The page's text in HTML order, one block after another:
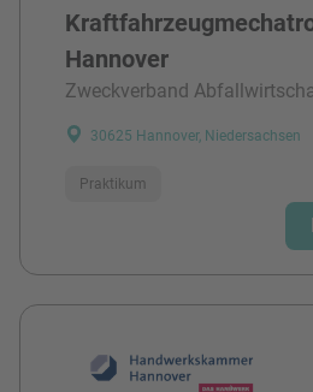
Hannover
Zweckverband
30625 Hannover, Niedersachsen
Praktikum